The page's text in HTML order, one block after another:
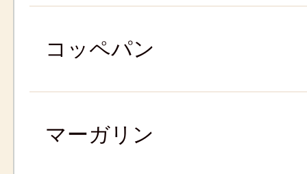
コッペパン
マーガリン